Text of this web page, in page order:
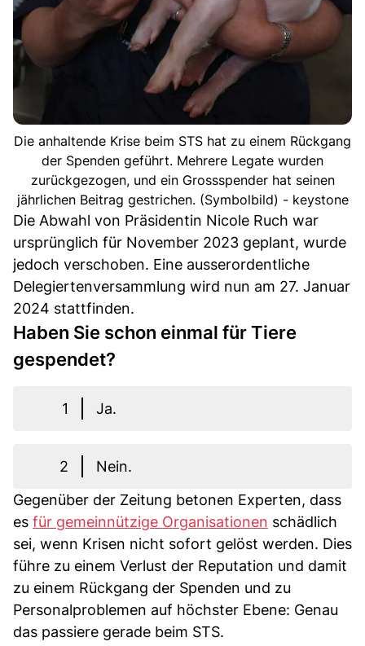
Die anhaltende Krise beim STS hat zu einem Rückgang
der Spenden geführt. Mehrere Legate wurden
zurückgezogen, und ein Grossspender hat seinen
jährlichen Beitrag gestrichen. (Symbolbild) - keystone
Die Abwahl von Präsidentin Nicole Ruch war
ursprünglich für November 2023 geplant, wurde
jedoch verschoben. Eine ausserordentliche
Delegiertenversammlung wird nun am 27. Januar
2024 stattfinden.
Haben Sie schon einmal für Tiere
gespendet?
1 Ja.
2
Nein.
Gegenüber der Zeitung betonen Experten, dass
es für gemeinnützige Organisationen schädlich
sei, wenn Krisen nicht sofort gelöst werden. Dies
führe zu einem Verlust der Reputation und damit
zu einem Rückgang der Spenden und zu
Personalproblemen auf höchster Ebene: Genau
das passiere gerade beim STS.